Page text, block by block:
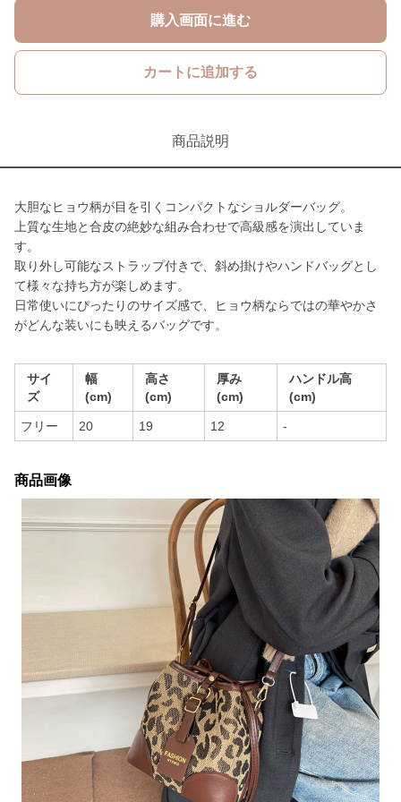
購入画面に進む
カートに追加する
商品説明
大胆なヒョウ柄が目を引くコンパクトなショルダーバッグ。
上質な生地と合皮の絶妙な組み合わせで高級感を演出していま
す。
取り外し可能なストラップ付きで、斜め掛けやハンドバッグとし
て様々な持ち方が楽しめます。
日常使いにぴったりのサイズ感で、ヒョウ柄ならではの華やかさ
がどんな装いにも映えるバッグです。
サイ
ズ
幅
(cm)
高さ
(cm)
厚み
(cm)
ハンドル高
(cm)
フリー 20 19 12 -
商品画像